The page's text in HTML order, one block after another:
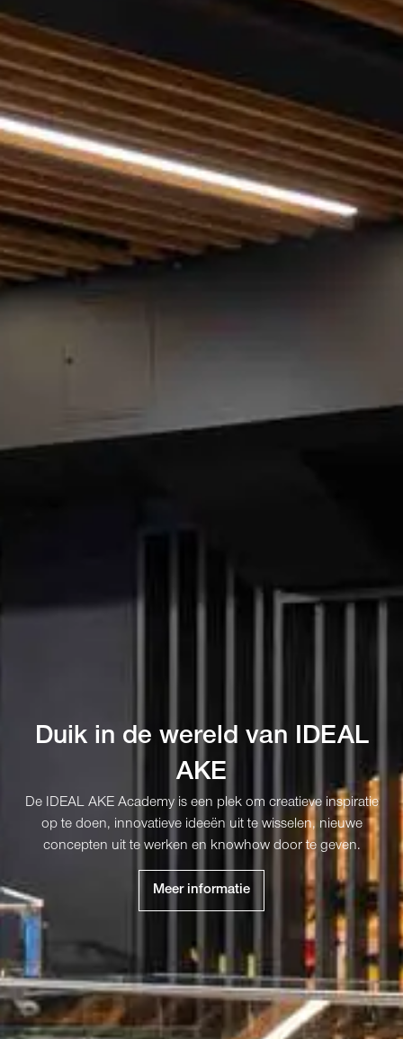
Duik in de wereld van IDEAL
AKE
De IDEAL AKE Academy is een plek om creatieve inspiratie
op te doen, innovatieve ideeën uit te wisselen, nieuwe
concepten uit te werken en knowhow door te geven.
Meer informatie